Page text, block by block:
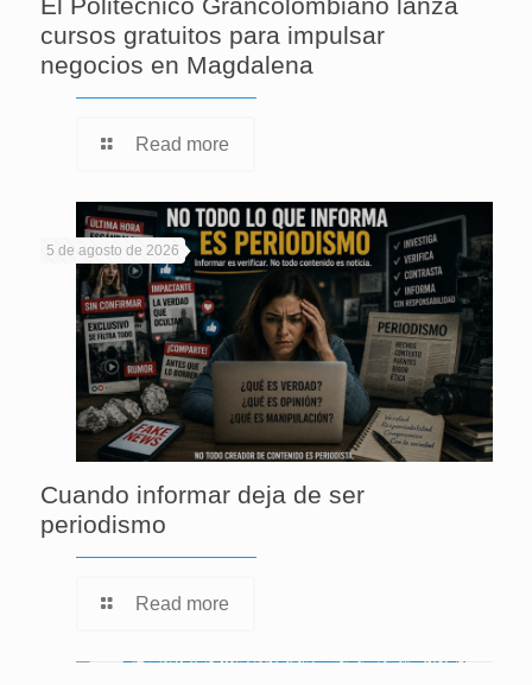
cursos gratuitos para impulsar
negocios en Magdalena
Read more
5 de agosto de 2026
Cuando informar deja de ser
periodismo
Read more